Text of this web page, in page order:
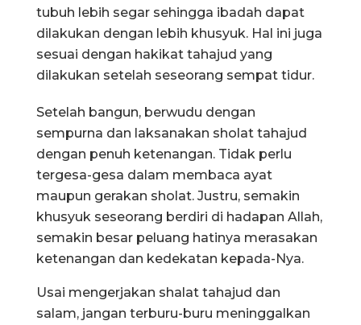
tubuh lebih segar sehingga ibadah dapat
dilakukan dengan lebih khusyuk. Hal ini juga
sesuai dengan hakikat tahajud yang
dilakukan setelah seseorang sempat tidur.
Setelah bangun, berwudu dengan
sempurna dan laksanakan sholat tahajud
dengan penuh ketenangan. Tidak perlu
tergesa-gesa dalam membaca ayat
maupun gerakan sholat. Justru, semakin
khusyuk seseorang berdiri di hadapan Allah,
semakin besar peluang hatinya merasakan
ketenangan dan kedekatan kepada-Nya.
Usai mengerjakan shalat tahajud dan
salam, jangan terburu-buru meninggalkan